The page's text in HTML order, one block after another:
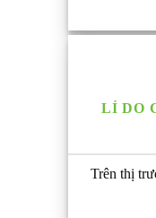
LÍ DO
Trên thị